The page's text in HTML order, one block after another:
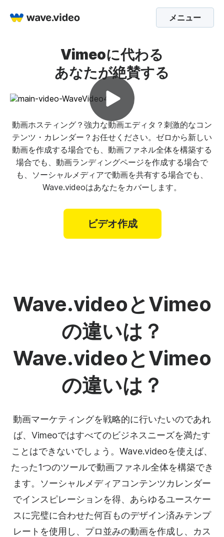
メニュー
Vimeoに代わる
あなたが絶賛する
動画ホスティング？強力な動画エディタ？刺激的なコン
テンツ・カレンダー？お任せください。ゼロから新しい
動画を作成する場合でも、動画ファネル全体を構築する
場合でも、動画ランディングページを作成する場合で
も、ソーシャルメディアで動画を共有する場合でも、
Wave.videoはあなたをカバーします。
ビデオ作成
Wave.videoとVimeo
の違いは？
Wave.videoとVimeo
の違いは？
動画マーケティングを戦略的に行いたいのであれ
ば、Vimeoではすべてのビジネスニーズを満たす
ことはできないでしょう。Wave.videoを使えば、
たった1つのツールで動画ファネル全体を構築でき
ます。ソーシャルメディアコンテンツカレンダー
でインスピレーションを得、あらゆるユースケー
スに完璧に合わせた何百ものデザイン済みテンプ
レートを使用し、プロ並みの動画を作成し、カス